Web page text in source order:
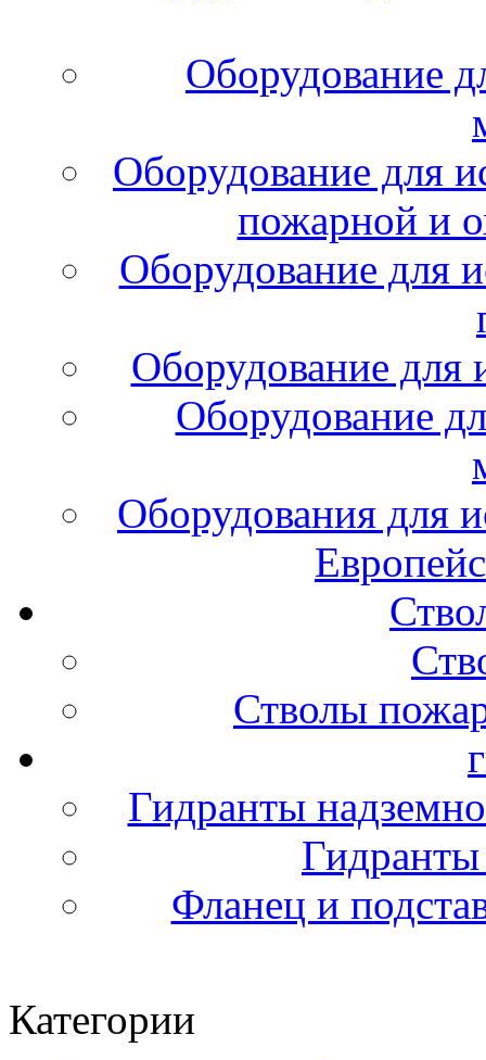
Оборудование
Оборудование для
пожарной и
Оборудование для
Оборудование для
Оборудование
Оборудования для
Стволы
Гидранты
Фланец и
Категории